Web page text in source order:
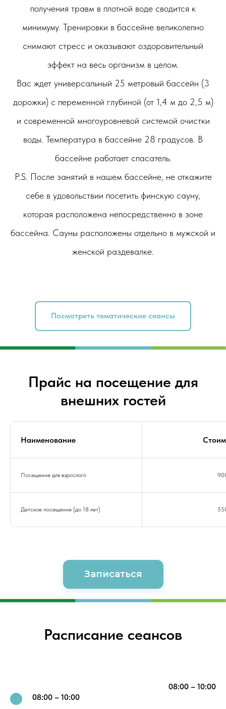
получения травм в плотной воде сводится к
минимуму. Тренировки в бассейне великолепно
снимают стресс и оказывают оздоровительный
эффект на весь организм в целом.
Вас ждет универсальный 25 метровый бассейн (3
дорожки) с переменной глубиной (от 1,4 м до 2,5 м)
и современной многоуровневой системой очистки
воды. Температура в бассейне 28 градусов. В
бассейне работает спасатель.
P.S. После занятий в нашем бассейне, не откажите
себе в удовольствии посетить финскую сауну,
которая расположена непосредственно в зоне
бассейна. Сауны расположены отдельно в мужской и
женской раздевалке.
Посмотреть тематические сеансы
Прайс на посещение для
внешних гостей
Наименование
Посещение для взрослого
Детское посещение (до 18 лет)
Записаться
Расписание сеансов
08:00 – 10:00
08:00 – 10:00